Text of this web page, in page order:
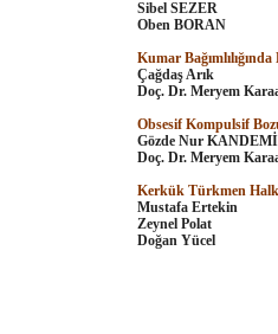
Sibel SEZER
Oben BORAN
Kumar
Çağdaş Arık
Doç. Dr. Meryem
Obsesif Kompulsif
Gözde Nur
Doç. Dr. Meryem
Kerkük Türkmen Halk
Mustafa Ertekin
Zeynel Polat
Doğan Yücel